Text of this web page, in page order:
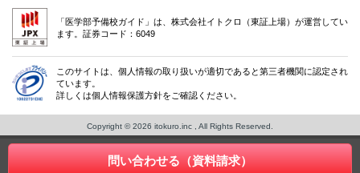
「医学部予備校ガイド」は、株式会社イトクロ（東証上場）が運営してい
ます。証券コード：6049
このサイトは、個人情報の取り扱いが適切であると第三者機関に認定され
ています。
詳しくは個人情報保護方針をご確認ください。
Copyright © 2026 itokuro.inc , All Rights Reserved.
問い合わせる（資料請求）